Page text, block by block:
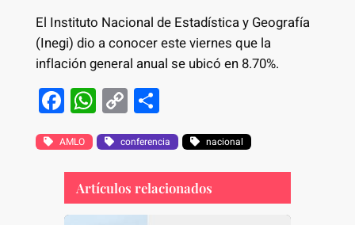
El Instituto Nacional de Estadística y Geografía
(Inegi) dio a conocer este viernes que la
inflación general anual se ubicó en 8.70%.
F
a
c
e
b
W
h
at
s
A
C
o
p
y
Li
S
h
ar
e
AMLO conferencia nacional
Artículos relacionados